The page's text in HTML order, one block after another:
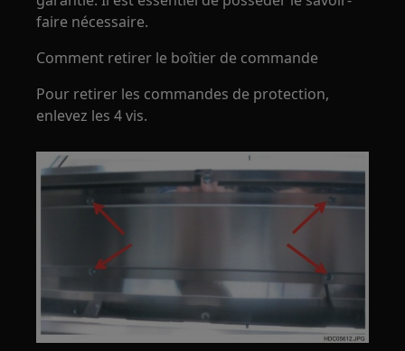
faire nécessaire.
Comment retirer le boîtier de commande
Pour retirer les commandes de protection,
enlevez les 4 vis.